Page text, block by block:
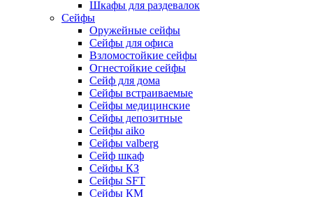
Шкафы для раздевалок
Сейфы
Оружейные сейфы
Сейфы для офиса
Взломостойкие сейфы
Огнестойкие сейфы
Cейф для дома
Сейфы встраиваемые
Сейфы медицинские
Сейфы депозитные
Сейфы aiko
Сейфы valberg
Сейф шкаф
Сейфы КЗ
Сейфы SFT
Сейфы КМ